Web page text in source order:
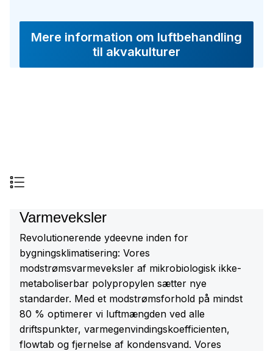
Mere information om luftbehandling
til akvakulturer
Varmeveksler
Revolutionerende ydeevne inden for
bygningsklimatisering: Vores
modstrømsvarmeveksler af mikrobiologisk ikke-
metaboliserbar polypropylen sætter nye
standarder. Med et modstrømsforhold på mindst
80 % optimerer vi luftmængden ved alle
driftspunkter, varmegenvindingskoefficienten,
flowtab og fjernelse af kondensvand. Vores